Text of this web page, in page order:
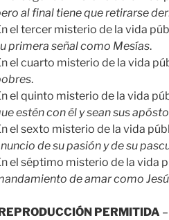
al final tiene que retirarse
el tercer misterio de la vida
primera señal como Mesías.
el cuarto misterio de la vida
.
el quinto misterio de la vida
estén con él y sean sus
el sexto misterio de la vida
de su pasión y de su
el séptimo misterio de la vida
de amar como
PERMITIDA